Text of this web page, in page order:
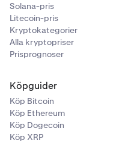
Solana-pris
Litecoin-pris
Kryptokategorier
Alla kryptopriser
Prisprognoser
Köpguider
Köp Bitcoin
Köp Ethereum
Köp Dogecoin
Köp XRP